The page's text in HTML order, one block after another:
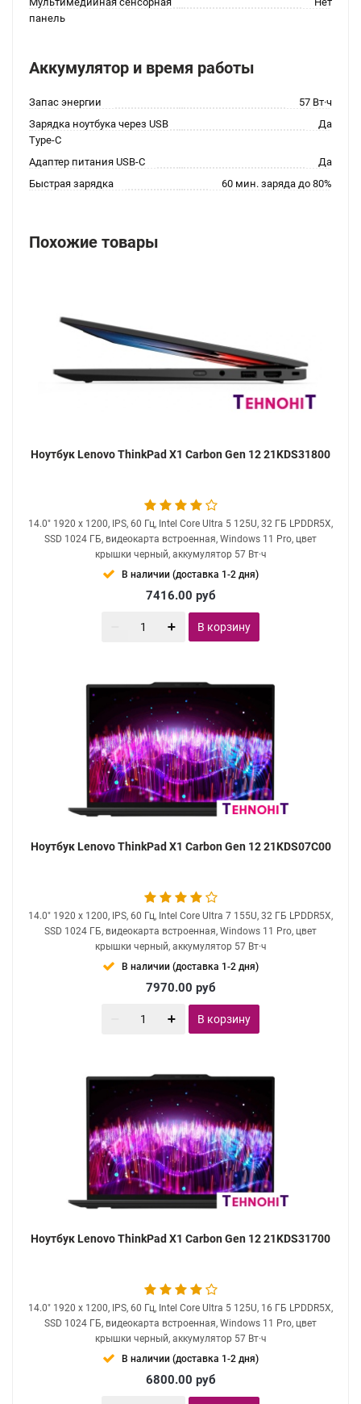
панель
Аккумулятор и время работы
Запас энергии
57 Вт·ч
Зарядка ноутбука через USB
Type-C
Да
Адаптер питания USB-C
Да
Быстрая зарядка
60 мин. заряда до 80%
Похожие товары
Ноутбук Lenovo ThinkPad X1 Carbon Gen 12 21KDS31800
14.0" 1920 x 1200, IPS, 60 Гц, Intel Core Ultra 5 125U, 32 ГБ LPDDR5X,
SSD 1024 ГБ, видеокарта встроенная, Windows 11 Pro, цвет
крышки черный, аккумулятор 57 Вт·ч
В наличии (доставка 1-2 дня)
7416.00 руб
В корзину
Ноутбук Lenovo ThinkPad X1 Carbon Gen 12 21KDS07C00
14.0" 1920 x 1200, IPS, 60 Гц, Intel Core Ultra 7 155U, 32 ГБ LPDDR5X,
SSD 1024 ГБ, видеокарта встроенная, Windows 11 Pro, цвет
крышки черный, аккумулятор 57 Вт·ч
В наличии (доставка 1-2 дня)
7970.00 руб
В корзину
Ноутбук Lenovo ThinkPad X1 Carbon Gen 12 21KDS31700
14.0" 1920 x 1200, IPS, 60 Гц, Intel Core Ultra 5 125U, 16 ГБ LPDDR5X,
SSD 1024 ГБ, видеокарта встроенная, Windows 11 Pro, цвет
крышки черный, аккумулятор 57 Вт·ч
В наличии (доставка 1-2 дня)
6800.00 руб